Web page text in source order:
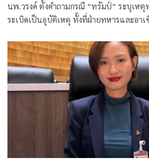
นพ.วรงค์ ตั้งคำถามกรณี “ทรัมป์” ระบุเหตุ
ระเบิดเป็นอุบัติเหตุ ทั้งที่ฝ่ายทหารและอา